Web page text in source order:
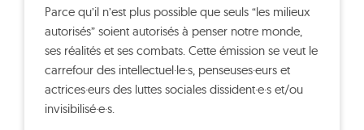
Parce qu’il n’est plus possible que seuls “les milieux
autorisés” soient autorisés à penser notre monde,
ses réalités et ses combats. Cette émission se veut le
carrefour des intellectuel·le·s, penseuses·eurs et
actrices·eurs des luttes sociales dissident·e·s et/ou
invisibilisé·e·s.